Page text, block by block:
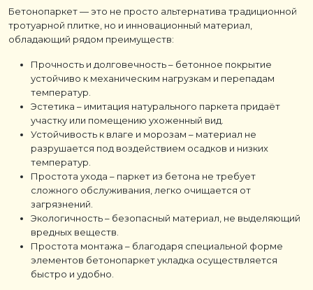
Бетонопаркет— это не просто альтернатива традиционной
тротуарной плитке, но и инновационный материал,
обладающий рядом преимуществ:
Прочность и долговечность– бетонное покрытие
устойчиво к механическим нагрузкам и перепадам
температур.
Эстетика – имитация натурального паркета придаёт
участку или помещению ухоженный вид.
Устойчивость к влаге и морозам – материал не
разрушается под воздействием осадков и низких
температур.
Простота ухода – паркет из бетона не требует
сложного обслуживания, легко очищается от
загрязнений.
Экологичность– безопасный материал, не выделяющий
вредных веществ.
Простота монтажа – благодаря специальной форме
элементов бетонопаркет укладка осуществляется
быстро и удобно.